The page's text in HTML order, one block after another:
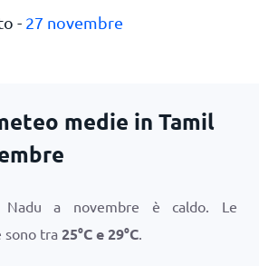
- 27 novembre
medie in Tamil
a novembre è caldo. Le
sono tra 25°Ce29°C.